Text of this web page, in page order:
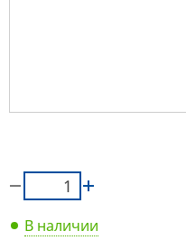
В наличии